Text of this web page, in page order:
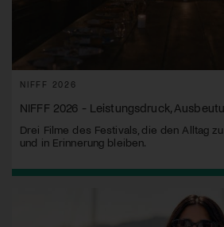
NIFFF 2026
NIFFF 2026 - Leistungsdruck,
Drei Filme des Festivals, die den Alltag
und in Erinnerung bleiben.